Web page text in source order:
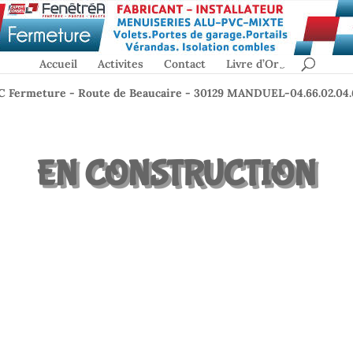
Fermeture - Route de Beaucaire - 30129 MANDUEL-
Accueil Activites Contact Livre d’Or
EN CONSTRUCTION